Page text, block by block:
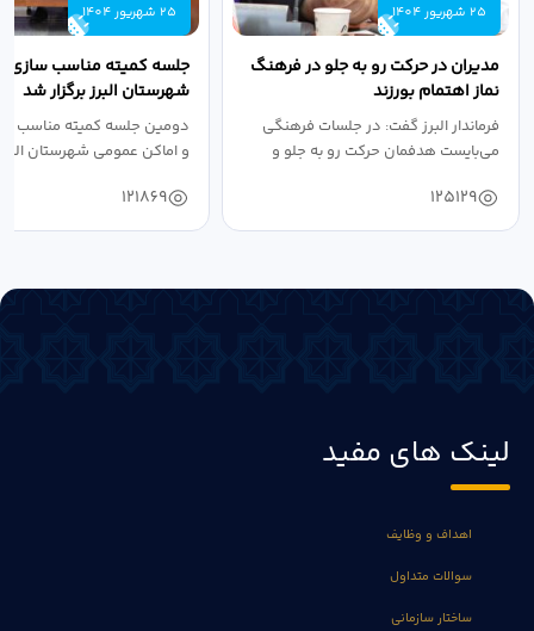
25 شهریور 1404
مدیران در حرکت رو به جلو در فرهنگ
نماز اهتمام بورزند
فرماندار البرز گفت: در جلسات فرهنگی
می‌بایست هدفمان حرکت رو به جلو و
125129
25 شهریور 1404
جلسه کمیته مناسب سازی
شهرستان البرز برگزار شد
دومین جلسه کمیته مناسب
و اماکن عمومی شهرستان
121869
لینک های مفید
اهداف و وظایف
سوالات متداول
ساختار سازمانی